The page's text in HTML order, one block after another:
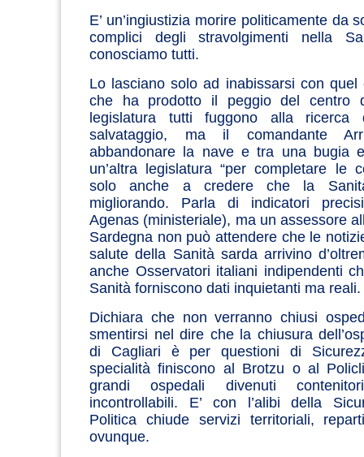
E’ un’ingiustizia morire politicamente da
complici degli stravolgimenti nella
conosciamo tutti.
Lo lasciano solo ad inabissarsi con quel
che ha prodotto il peggio del centro
legislatura tutti fuggono alla
salvataggio, ma il comandante
abbandonare la nave e tra una bugia
un’altra legislatura “per completare le
solo anche a credere che la
migliorando. Parla di indicatori precisi
Agenas (ministeriale), ma un assessore
Sardegna non può attendere che le
salute della Sanità sarda arrivino
anche Osservatori italiani indipendenti
Sanità forniscono dati inquietanti ma reali.
Dichiara che non verranno chiusi
smentirsi nel dire che la chiusura
di Cagliari è per questioni di
specialità finiscono al Brotzu o al
grandi ospedali divenuti
incontrollabili. E’ con l’alibi della
Politica chiude servizi territoriali,
ovunque.